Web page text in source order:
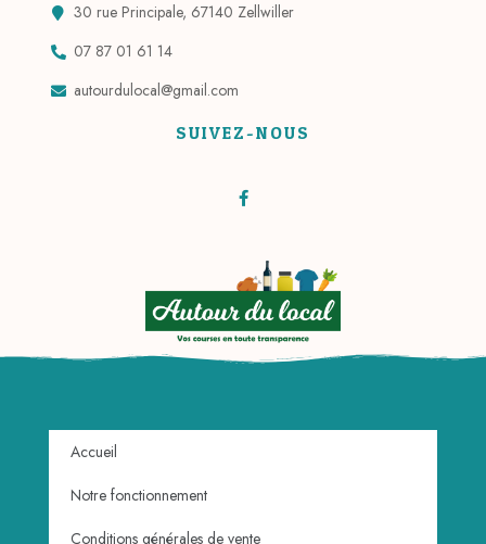
30 rue Principale, 67140 Zellwiller
07 87 01 61 14
autourdulocal@gmail.com
SUIVEZ-NOUS
Accueil
Notre fonctionnement
Conditions générales de vente